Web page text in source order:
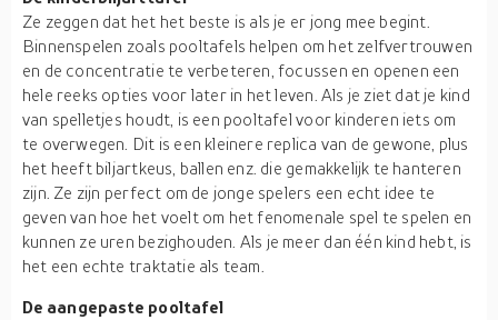
Ze zeggen dat het het beste is als je er jong mee begint.
Binnenspelen zoals pooltafels helpen om het zelfvertrouwen
en de concentratie te verbeteren, focussen en openen een
hele reeks opties voor later in het leven. Als je ziet dat je kind
van spelletjes houdt, is een pooltafel voor kinderen iets om
te overwegen. Dit is een kleinere replica van de gewone, plus
het heeft biljartkeus, ballen enz. die gemakkelijk te hanteren
zijn. Ze zijn perfect om de jonge spelers een echt idee te
geven van hoe het voelt om het fenomenale spel te spelen en
kunnen ze uren bezighouden. Als je meer dan één kind hebt, is
het een echte traktatie als team.
De aangepaste pooltafel